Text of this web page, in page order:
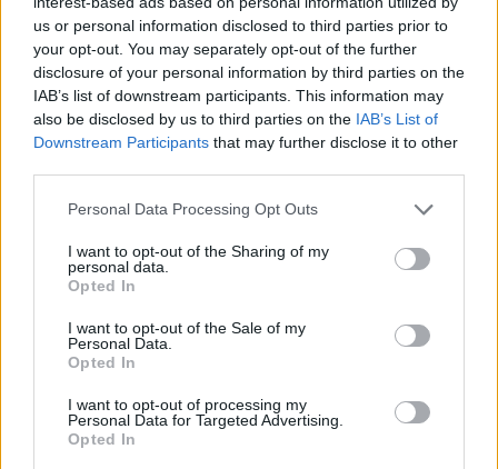
us or personal information disclosed to third parties prior to
your opt-out. You may separately opt-out of the further
disclosure of your personal information by third parties on the
IAB’s list of downstream participants. This information may
also be disclosed by us to third parties on the IAB’s List of
Downstream Participants that may further disclose it to other
Please note that this website/app uses one or more Google
not limited to your visit or usage behaviour. You may click to
grant or deny consent to Google and its third-party tags to
use your data for below specified purposes in below Google
consent section.
Personal Data Processing Opt Outs
I want to opt-out of the Sharing of my
personal data.
Opted In
I want to opt-out of the Sale of my
Personal Data.
Opted In
I want to opt-out of processing my
Personal Data for Targeted Advertising.
Opted In
McG elárulta, hogy tulajdonképpen már
körvonalazódik két újabb folytatás sztorija is,
tervbe van véve ugyanis, hogy egy újabb
Terminátor trilógia készüljön el. Azt nem
tudni, hogy mindehhez mit szólJames
Cameron, de McG elárulta, hogy még
korábban, amikor a Terminator Salvation
rendezésébe fogott, megkereste őt, és „bár
nem adta az áldását a dologra, elutasító sem
volt”.
A filmet Amerikában 2009 május 22-én, Nagy
Britanniában pedig június 5-én mutatják
majd be, és a rendező megjegyezte, hogy
remélhetőleg majd jobban fog szerepelni,
mint a szintén májusban bemutatásra kerülő
Star Trek